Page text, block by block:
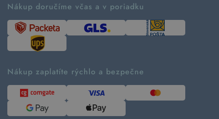
Návod ako nakupovať
Tabuľka veľkostí
Predávané značky
Kontakt
Ako tvoríme second hand
Časté otázky
Kde pomáhame
Udržateľnosť
Blog
Pre médiá
Nákup doručíme včas a v poriadku
Nákup zaplatíte rýchlo a bezpečne